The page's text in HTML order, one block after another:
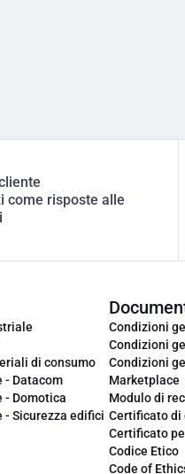
come risposte alle
di consumo
- Datacom
- Domotica
- Sicurezza edifici
Condizioni
Condizioni
Condizioni
Marketplace
Modulo di
Certificato di
Certificato
Codice Etico
Code of